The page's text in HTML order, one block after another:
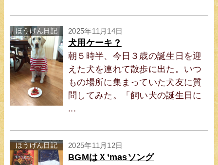
ほうげん日記 2025年11月14日
犬用ケーキ？
朝５時半、今日３歳の誕生日を迎
えた犬を連れて散歩に出た。いつ
もの場所に集まっていた犬友に質
問してみた。「飼い犬の誕生日に
...
ほうげん日記 2025年11月12日
BGMはＸ’masソング